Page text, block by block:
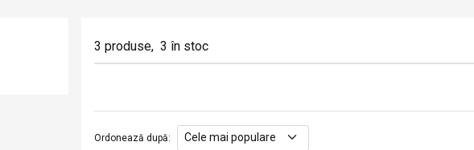
3 produse, 3 în stoc
Ordonează după: